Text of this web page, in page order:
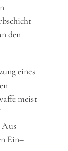
den
eines
meist
Aus
Ein–